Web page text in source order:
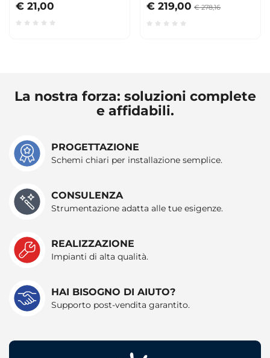
€ 21,00 € 219,00 € 278,16
La nostra forza: soluzioni complete
e affidabili.
PROGETTAZIONE
Schemi chiari per installazione semplice.
CONSULENZA
Strumentazione adatta alle tue esigenze.
REALIZZAZIONE
Impianti di alta qualità.
HAI BISOGNO DI AIUTO?
Supporto post-vendita garantito.